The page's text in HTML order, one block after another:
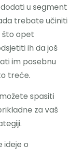
u segment
trebate učiniti
što opet
ih da još
im posebnu
treće.
spasiti
za vaš
ideje o